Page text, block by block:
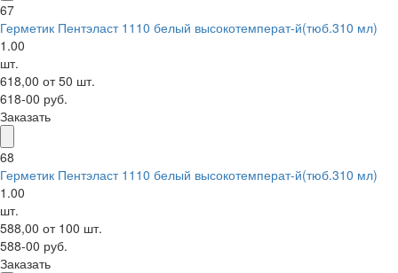
67
Герметик Пентэласт 1110 белый высокотемперат-й(тюб.310 мл)
1.00
шт.
618,00 от 50 шт.
618-00 руб.
Заказать
68
Герметик Пентэласт 1110 белый высокотемперат-й(тюб.310 мл)
1.00
шт.
588,00 от 100 шт.
588-00 руб.
Заказать